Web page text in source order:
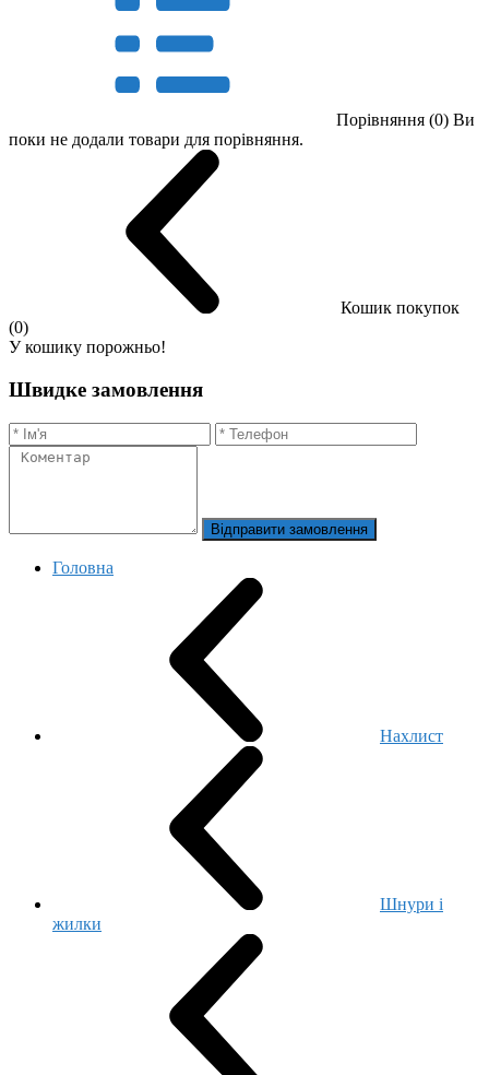
Порівняння (0) Ви
поки не додали товари для порівняння.
Кошик покупок
(0)
У кошику порожньо!
Швидке замовлення
Відправити замовлення
Головна
Нахлист
Шнури і
жилки